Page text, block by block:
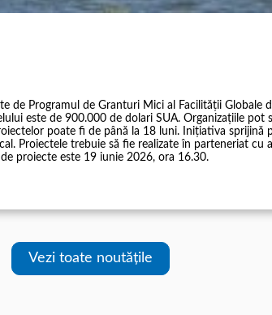
Programul de Granturi Mici al Facilității Globale
este de 900.000 de dolari SUA. Organizațiile
poate fi de până la 18 luni. Inițiativa sprijină
Proiectele trebuie să fie realizate în parteneriat cu
proiecte este 19 iunie 2026, ora 16.30.
Vezi toate noutățile